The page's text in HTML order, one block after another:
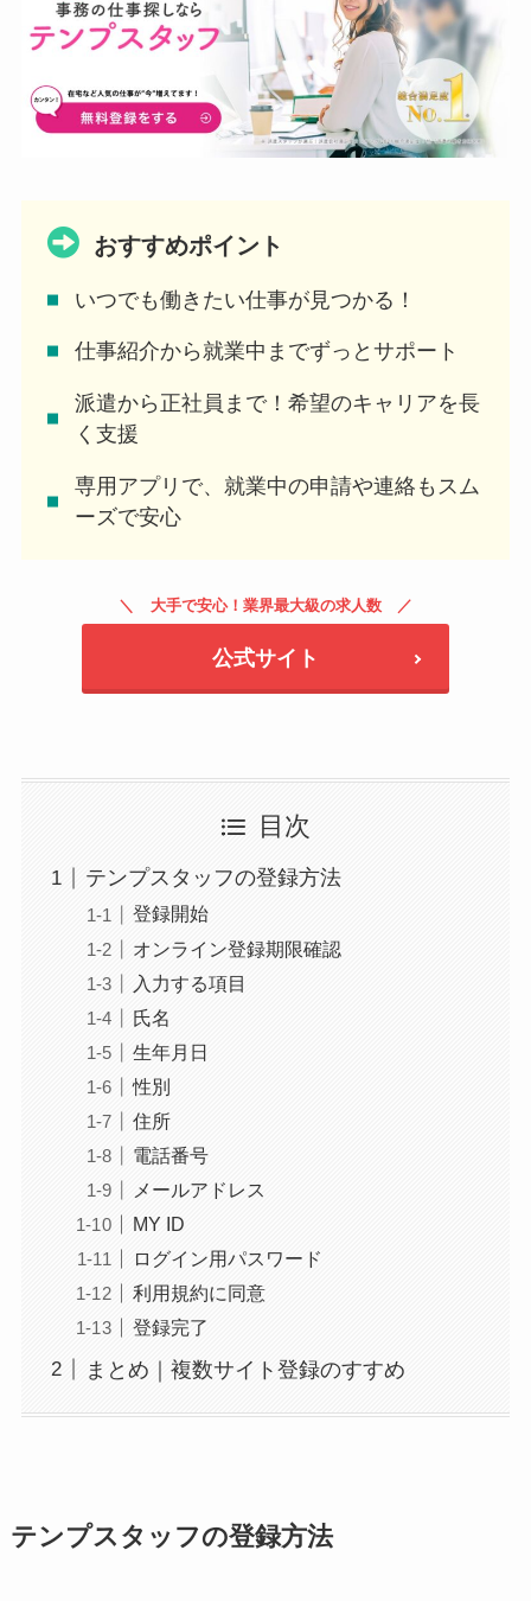
おすすめポイント
いつでも働きたい仕事が見つかる！
仕事紹介から就業中までずっとサポート
派遣から正社員まで！希望のキャリアを長
く支援
専用アプリで、就業中の申請や連絡もスム
ーズで安心
大手で安心！業界最大級の求人数
公式サイト
目次
テンプスタッフの登録方法
登録開始
オンライン登録期限確認
入力する項目
氏名
生年月日
性別
住所
電話番号
メールアドレス
MY ID
ログイン用パスワード
利用規約に同意
登録完了
まとめ｜複数サイト登録のすすめ
テンプスタッフの登録方法